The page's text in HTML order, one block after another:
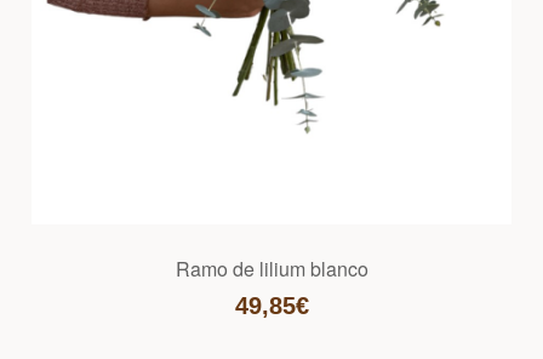
Ramo de lilium blanco
49,85€